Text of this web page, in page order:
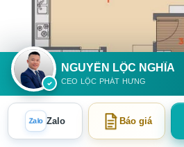
Căn hộ 1D diện tích
NGUYỄN LỘC NGHĨA
CEO LỘC PHÁT HƯNG
Zalo Zalo Báo giá